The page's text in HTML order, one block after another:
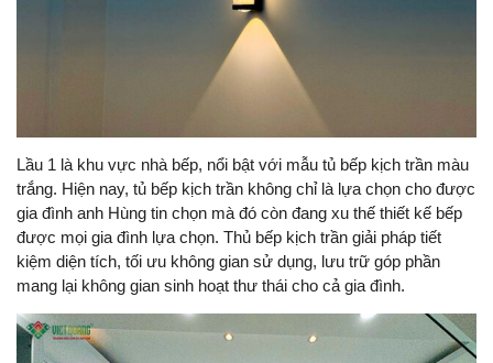
Lầu 1 là khu vực nhà bếp, nổi bật với mẫu tủ bếp kịch trần màu
trắng. Hiện nay, tủ bếp kịch trần không chỉ là lựa chọn cho được
gia đình anh Hùng tin chọn mà đó còn đang xu thế thiết kế bếp
được mọi gia đình lựa chọn. Thủ bếp kịch trần giải pháp tiết
kiệm diện tích, tối ưu không gian sử dụng, lưu trữ góp phần
mang lại không gian sinh hoạt thư thái cho cả gia đình.